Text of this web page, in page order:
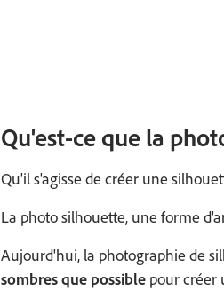
Qu'est-ce que la
Qu'il s'agisse de créer une
La photo silhouette, une forme
Aujourd'hui, la photographie de
sombres que possible pour créer